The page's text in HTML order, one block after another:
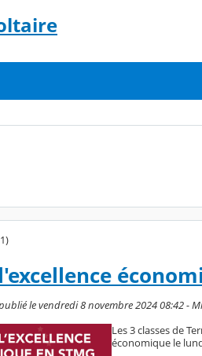
le vendredi 8 novembre 2024 08:42 -
Les 3 classes de
économique le